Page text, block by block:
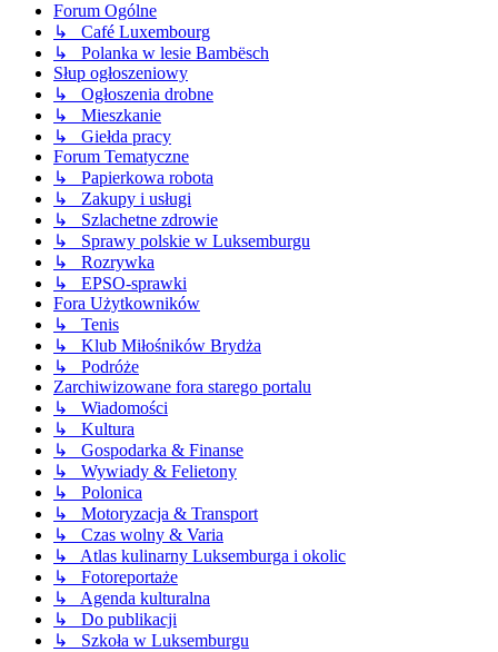
Forum Ogólne
↳ Café Luxembourg
↳ Polanka w lesie Bambësch
Słup ogłoszeniowy
↳ Ogłoszenia drobne
↳ Mieszkanie
↳ Giełda pracy
Forum Tematyczne
↳ Papierkowa robota
↳ Zakupy i usługi
↳ Szlachetne zdrowie
↳ Sprawy polskie w Luksemburgu
↳ Rozrywka
↳ EPSO-sprawki
Fora Użytkowników
↳ Tenis
↳ Klub Miłośników Brydża
↳ Podróże
Zarchiwizowane fora starego portalu
↳ Wiadomości
↳ Kultura
↳ Gospodarka & Finanse
↳ Wywiady & Felietony
↳ Polonica
↳ Motoryzacja & Transport
↳ Czas wolny & Varia
↳ Atlas kulinarny Luksemburga i okolic
↳ Fotoreportaże
↳ Agenda kulturalna
↳ Do publikacji
↳ Szkoła w Luksemburgu